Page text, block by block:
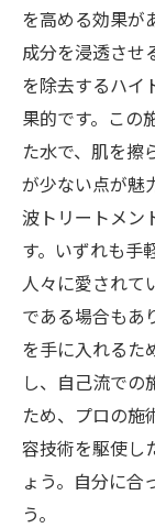
を高める効果が
成分を浸透させ
を除去するハイ
果的です。この
た水で、肌を擦
が少ない点が魅
波トリートメン
す。いずれも手
人々に愛されて
である場合もあ
を手に入れるた
し、自己流での
ため、プロの施
容技術を駆使し
ょう。自分に合
う。